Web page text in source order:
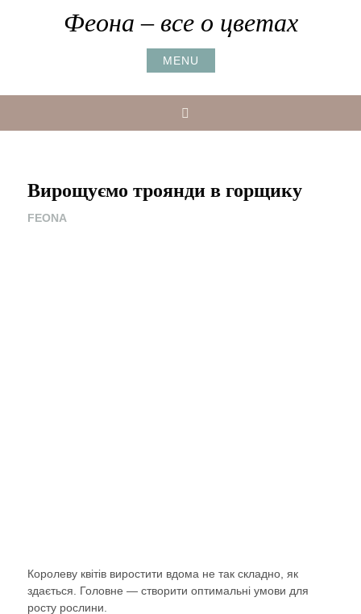
Феона – все о цветах
MENU
Вирощуємо троянди в горщику
FEONA
Королеву квітів виростити вдома не так складно, як
здається. Головне — створити оптимальні умови для
росту рослини.